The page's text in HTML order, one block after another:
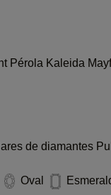
Pérola Kaleida
de diamantes
Oval